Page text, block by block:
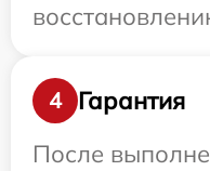
4
Гарантия
После